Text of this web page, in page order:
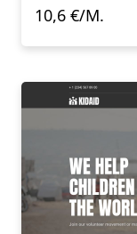
10,6 €/M.